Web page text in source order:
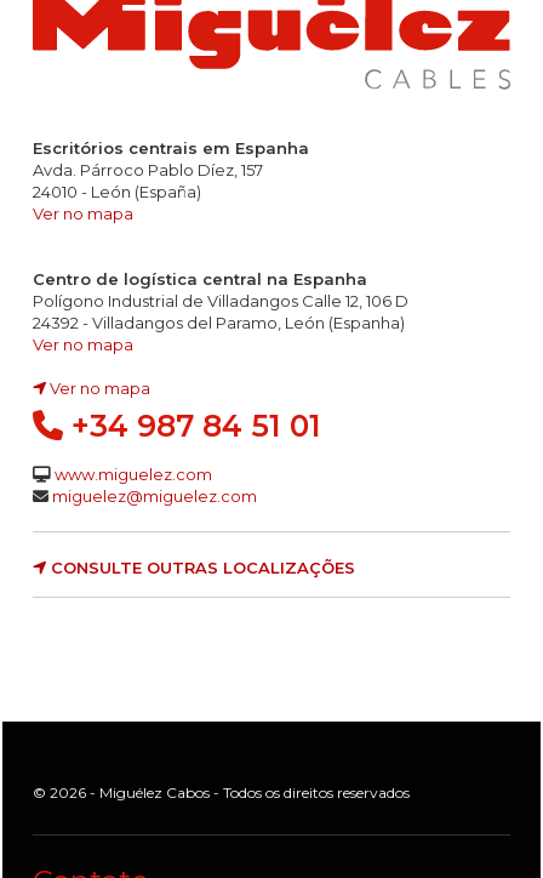
Escritórios centrais em Espanha
Avda. Párroco Pablo Díez, 157
24010 - León (España)
Ver no mapa
Centro de logística central na Espanha
Polígono Industrial de Villadangos Calle 12, 106 D
24392 - Villadangos del Paramo, León (Espanha)
Ver no mapa
Ver no mapa
+34 987 84 51 01
www.miguelez.com
miguelez@miguelez.com
CONSULTE OUTRAS LOCALIZAÇÕES
© 2026 - Miguélez Cabos - Todos os direitos reservados